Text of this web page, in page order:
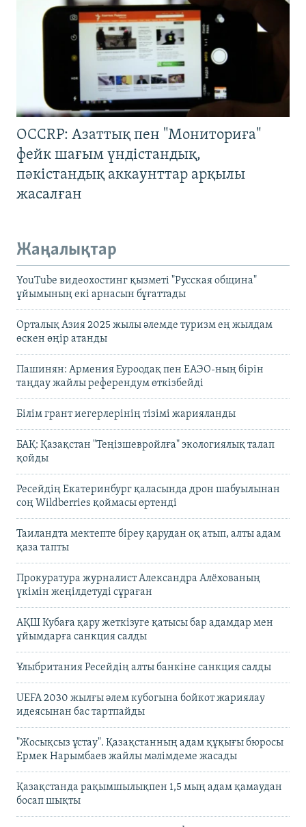
OCCRP: Азаттық пен "Мониториға"
фейк шағым үндістандық,
пәкістандық аккаунттар арқылы
жасалған
Жаңалықтар
YouTube видеохостинг қызметі "Русская община"
ұйымының екі арнасын бұғаттады
Орталық Азия 2025 жылы әлемде туризм ең жылдам
өскен өңір атанды
Пашинян: Армения Еуроодақ пен ЕАЭО-ның бірін
таңдау жайлы референдум өткізбейді
Білім грант иегерлерінің тізімі жарияланды
БАҚ: Қазақстан "Теңізшевройлға" экологиялық талап
қойды
Ресейдің Екатеринбург қаласында дрон шабуылынан
соң Wildberries қоймасы өртенді
Таиландта мектепте біреу қарудан оқ атып, алты адам
қаза тапты
Прокуратура журналист Александра Алёхованың
үкімін жеңілдетуді сұраған
АҚШ Кубаға қару жеткізуге қатысы бар адамдар мен
ұйымдарға санкция салды
Ұлыбритания Ресейдің алты банкіне санкция салды
UEFA 2030 жылғы әлем кубогына бойкот жариялау
идеясынан бас тартпайды
"Жосықсыз ұстау". Қазақстанның адам құқығы бюросы
Ермек Нарымбаев жайлы мәлімдеме жасады
Қазақстанда рақымшылықпен 1,5 мың адам қамаудан
босап шықты